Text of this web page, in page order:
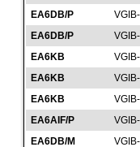
EA6DB/P
EA6DB/P
EA6KB
EA6KB
EA6KB
EA6AIF/P
EA6DB/M